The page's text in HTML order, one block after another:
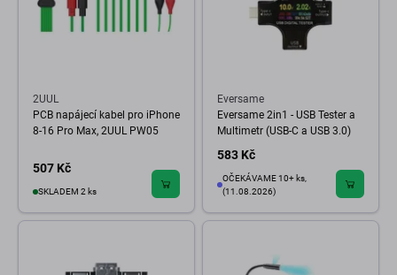
2UUL
PCB napájecí kabel pro iPhone
8-16 Pro Max, 2UUL PW05
507 Kč
SKLADEM 2 ks
Eversame
Eversame 2in1 - USB Tester a
Multimetr (USB-C a USB 3.0)
583 Kč
OČEKÁVAME 10+ ks,
(11.08.2026)